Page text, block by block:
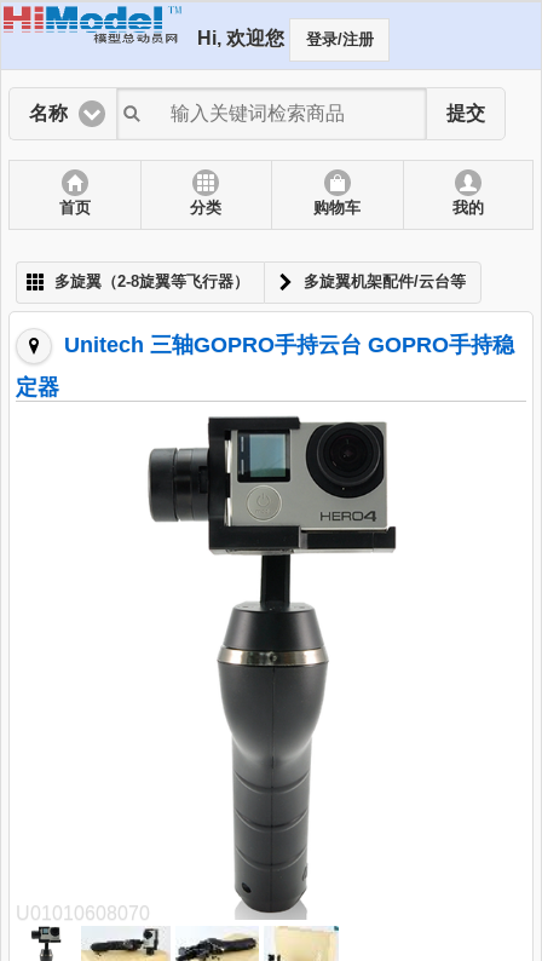
Hi, 欢迎您 登录/注册
名称 提交
首页 分类 购物车 我的
多旋翼（2-8旋翼等飞行器） 多旋翼机架配件/云台等
Unitech 三轴GOPRO手持云台 GOPRO手持稳
定器
U01010608070